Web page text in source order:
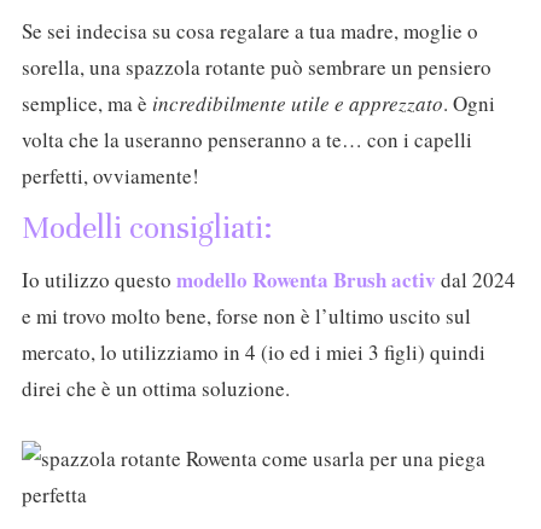
Se sei indecisa su cosa regalare a tua madre, moglie o
sorella, una spazzola rotante può sembrare un pensiero
semplice, ma è incredibilmente utile e apprezzato. Ogni
volta che la useranno penseranno a te… con i capelli
perfetti, ovviamente!
Modelli consigliati:
Io utilizzo questo modello Rowenta Brush activ dal 2024
e mi trovo molto bene, forse non è l’ultimo uscito sul
mercato, lo utilizziamo in 4 (io ed i miei 3 figli) quindi
direi che è un ottima soluzione.